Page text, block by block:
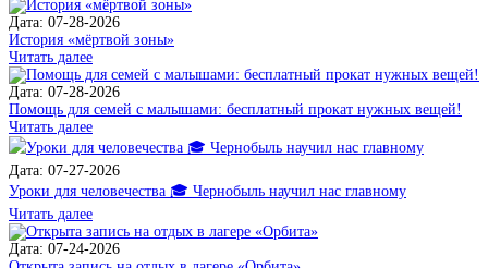
Дата: 07-28-2026
История «мёртвой зоны»
Читать далее
Дата: 07-28-2026
Помощь для семей с малышами: бесплатный прокат нужных вещей!
Читать далее
Дата: 07-27-2026
Уроки для человечества 🎓 Чернобыль научил нас главному
Читать далее
Дата: 07-24-2026